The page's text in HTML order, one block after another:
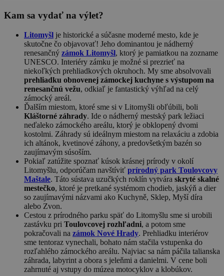
Kam sa vydať na výlet?
Litomyšl je historické a súčasne moderné mesto, kde je
skutočne čo objavovať! Jeho dominantou je nádherný
renesančný zámok Litomyšl, ktorý je pamiatkou na zozname
UNESCO. Interiéry zámku je možné si prezrieť na
niekoľkých prehliadkových okruhoch. My sme absolvovali
prehliadku obnovenej zámockej kuchyne s výstupom na
renesančnú vežu, odkiaľ je fantastický výhľad na celý
zámocký areál.
Ďalším miestom, ktoré sme si v Litomyšli obľúbili, boli
Kláštorné záhrady. Ide o nádherný mestský park ležiaci
neďaleko zámockého areálu, ktorý je obklopený dvomi
kostolmi. Záhrady sú ideálnym miestom na relaxáciu a zdobia
ich altánok, kvetinové záhony, a predovšetkým bazén so
zaujímavým súsoším.
Pokiaľ zatúžite spoznať kúsok krásnej prírody v okolí
Litomyšlu, odporúčam navštíviť prírodný park Toulovcovy
Maštale. Táto sústava uzučkých roklín vytvára skryté skalné
mestečko, ktoré je pretkané systémom chodieb, jaskýň a dier
so zaujímavými názvami ako Kuchyně, Sklep, Myší díra
alebo Zvon.
Cestou z prírodného parku späť do Litomyšlu sme si urobili
zastávku pri Toulovcovej rozhľadni, a potom sme
pokračovali na zámok Nové Hrady. Prehliadku interiérov
sme tentoraz vynechali, bohato nám stačila vstupenka do
rozľahlého zámockého areálu. Najviac sa nám páčila talianska
záhrada, labyrint a obora s jeleňmi a danielmi. V cene boli
zahrnuté aj vstupy do múzea motocyklov a klobúkov.